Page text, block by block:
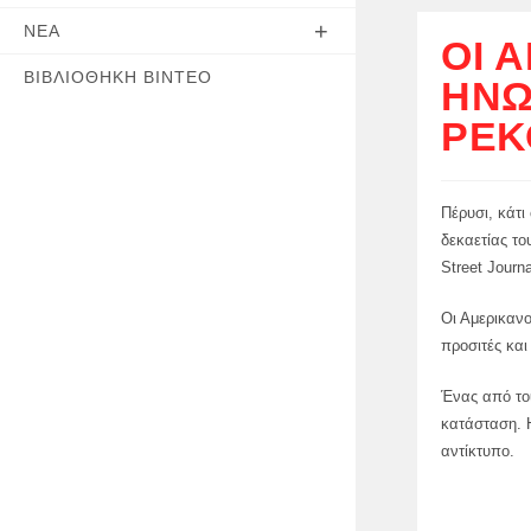
ΝΈΑ
ΒΙΒΛΙΟΘΉΚΗ ΒΊΝΤΕΟ
ΟΙ
Πέρυσι,
δεκαετίας
Street
Οι
προσιτές
Ένας από
κατάσταση.
αντίκτυπο.